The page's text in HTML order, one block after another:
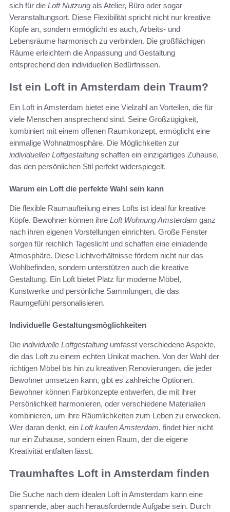
sich für die Loft Nutzung als Atelier, Büro oder sogar
Veranstaltungsort. Diese Flexibilität spricht nicht nur kreative
Köpfe an, sondern ermöglicht es auch, Arbeits- und
Lebensräume harmonisch zu verbinden. Die großflächigen
Räume erleichtern die Anpassung und Gestaltung
entsprechend den individuellen Bedürfnissen.
Ist ein Loft in Amsterdam dein Traum?
Ein Loft in Amsterdam bietet eine Vielzahl an Vorteilen, die für
viele Menschen ansprechend sind. Seine Großzügigkeit,
kombiniert mit einem offenen Raumkonzept, ermöglicht eine
einmalige Wohnatmosphäre. Die Möglichkeiten zur
individuellen Loftgestaltung schaffen ein einzigartiges Zuhause,
das den persönlichen Stil perfekt widerspiegelt.
Warum ein Loft die perfekte Wahl sein kann
Die flexible Raumaufteilung eines Lofts ist ideal für kreative
Köpfe. Bewohner können ihre Loft Wohnung Amsterdam ganz
nach ihren eigenen Vorstellungen einrichten. Große Fenster
sorgen für reichlich Tageslicht und schaffen eine einladende
Atmosphäre. Diese Lichtverhältnisse fördern nicht nur das
Wohlbefinden, sondern unterstützen auch die kreative
Gestaltung. Ein Loft bietet Platz für moderne Möbel,
Kunstwerke und persönliche Sammlungen, die das
Raumgefühl personalisieren.
Individuelle Gestaltungsmöglichkeiten
Die individuelle Loftgestaltung umfasst verschiedene Aspekte,
die das Loft zu einem echten Unikat machen. Von der Wahl der
richtigen Möbel bis hin zu kreativen Renovierungen, die jeder
Bewohner umsetzen kann, gibt es zahlreiche Optionen.
Bewohner können Farbkonzepte entwerfen, die mit ihrer
Persönlichkeit harmonieren, oder verschiedene Materialien
kombinieren, um ihre Räumlichkeiten zum Leben zu erwecken.
Wer daran denkt, ein Loft kaufen Amsterdam, findet hier nicht
nur ein Zuhause, sondern einen Raum, der die eigene
Kreativität entfalten lässt.
Traumhaftes Loft in Amsterdam finden
Die Suche nach dem idealen Loft in Amsterdam kann eine
spannende, aber auch herausfordernde Aufgabe sein. Durch